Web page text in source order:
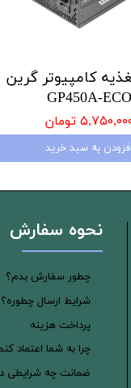
کامپیوتر گرین
GP450A-ECO
تومان
به سبد خرید
نحوه سفارش
چطور سفارش بدم؟
شرایط ارسال چطوره؟
پرداخت هزینه
چرا به شما اعتماد
ضمانت چه شرایطی